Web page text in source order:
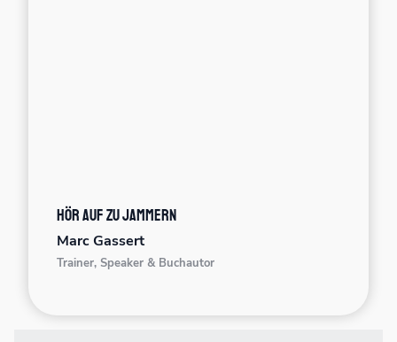
Hör auf zu jammern
Marc Gassert
Trainer, Speaker & Buchautor